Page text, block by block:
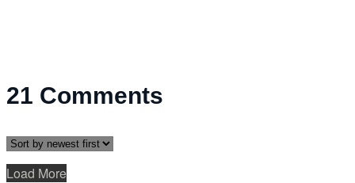
21 Comments
Load More